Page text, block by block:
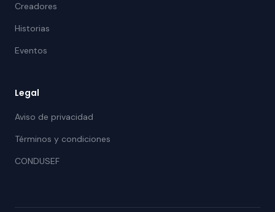
Creadores
Historias
Eventos
Legal
Aviso de privacidad
Términos y condiciones
CONDUSEF